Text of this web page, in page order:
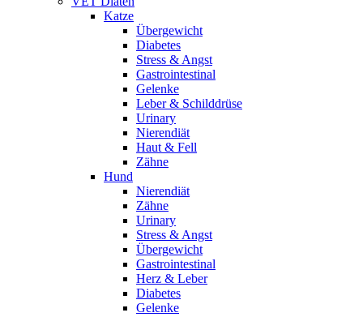
Katze
Übergewicht
Diabetes
Stress & Angst
Gastrointestinal
Gelenke
Leber & Schilddrüse
Urinary
Nierendiät
Haut & Fell
Zähne
Hund
Nierendiät
Zähne
Urinary
Stress & Angst
Übergewicht
Gastrointestinal
Herz & Leber
Diabetes
Gelenke